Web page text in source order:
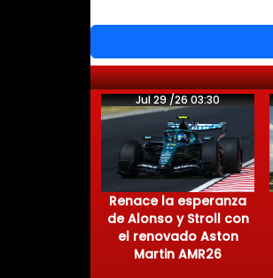
Jul 29 /26 03:30
Renace la esperanza
de Alonso y Stroll con
el renovado Aston
Martin AMR26